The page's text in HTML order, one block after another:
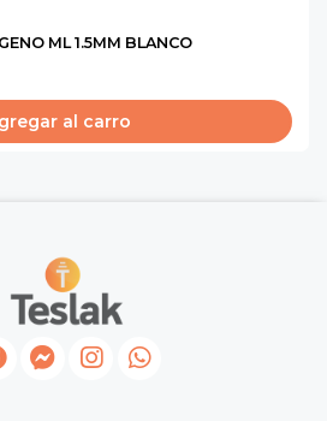
ML 1.5MM BLANCO
al carro